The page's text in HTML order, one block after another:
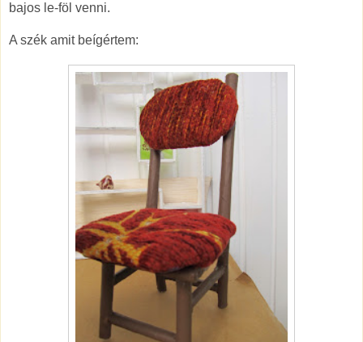
bajos le-föl venni.
A szék amit beígértem: